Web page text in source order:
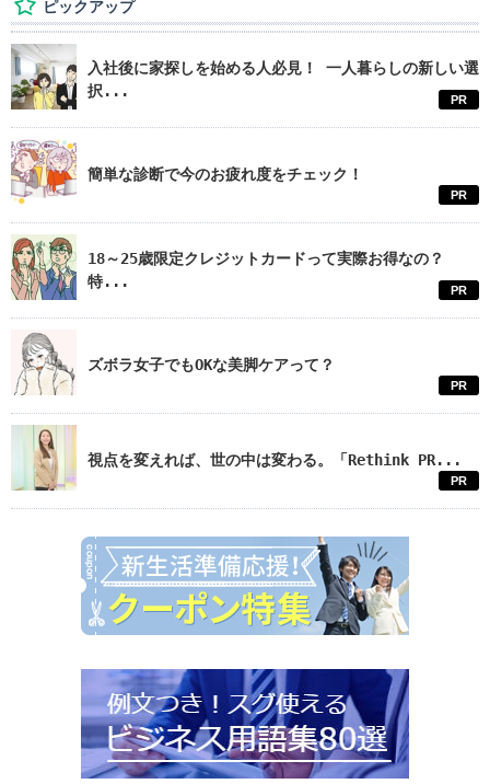
ピックアップ
入社後に家探しを始める人必見！ 一人暮らしの新しい選
択...
PR
簡単な診断で今のお疲れ度をチェック！
PR
18～25歳限定クレジットカードって実際お得なの？
特...
PR
ズボラ女子でもOKな美脚ケアって？
PR
視点を変えれば、世の中は変わる。「Rethink PR...
PR